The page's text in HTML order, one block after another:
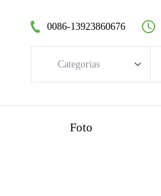
0086-13923860676
Categorias
Foto